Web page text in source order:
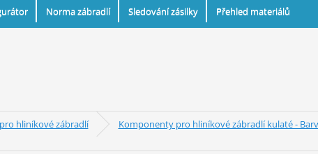
Norma zábradlí Sledování zásilky Přehled materiálů
hliníkové zábradlí Komponenty pro hliníkové zábradlí kulaté -